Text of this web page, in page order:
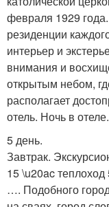
февраля 1929
резиденции
интерьер и
внимания и
открытым небом,
располагает
отель. Ночь в отеле.
5 день.
Завтрак.
15 \u20ac
…. Подобного